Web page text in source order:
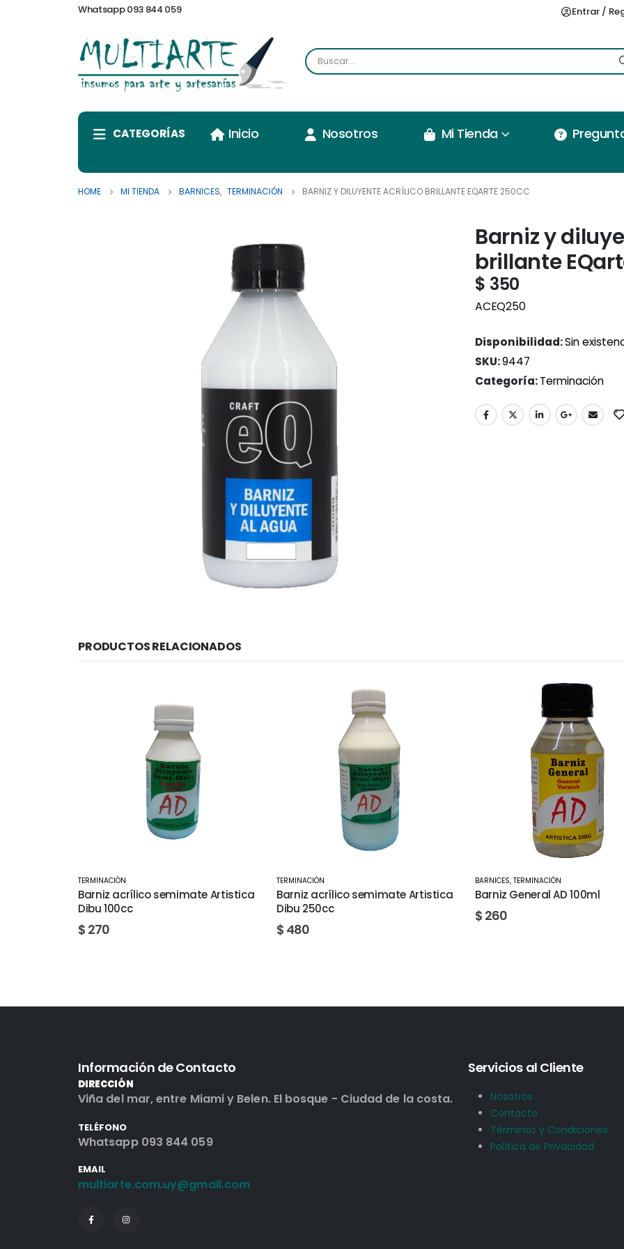
Whatsapp 093 844 059 Entrar /
CATEGORÍAS Inicio Nosotros Mi Tienda
HOME MI TIENDA BARNICES, TERMINACIÓN BARNIZ Y DILUYENTE ACRÍLICO BRILLANTE EQARTE 250CC
Barniz y
brillante
$ 350
ACEQ250
Disponibilidad:Sin
SKU:9447
Categoría:Terminación
PRODUCTOS RELACIONADOS
TERMINACIÓN
Barniz acrílico semimate Artistica
Dibu 250cc
$ 480
BARNICES,TERMINACIÓN
Barniz General AD 100ml
$260
TERMINACIÓN
Barniz general Brillante Corfix
250cc
Información de Contacto
DIRECCIÓN
Viña del mar, entre Miami y Belen. El bosque - Ciudad de la costa.
TELÉFONO
Whatsapp 093 844 059
EMAIL
multiarte.com.uy@gmail.com
Servicios al Cliente
Nosotros
Contacto
Términos y Condiciones
Política de Privacidad